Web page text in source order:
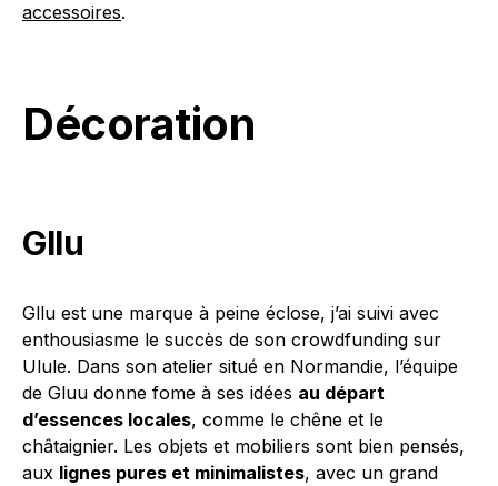
accessoires.
Décoration
Gllu
Gllu est une marque à peine éclose, j’ai suivi avec
enthousiasme le succès de son crowdfunding sur
Ulule. Dans son atelier situé en Normandie, l’équipe
de Gluu donne fome à ses idées au départ
d’essences locales, comme le chêne et le
châtaignier. Les objets et mobiliers sont bien pensés,
aux lignes pures et minimalistes, avec un grand